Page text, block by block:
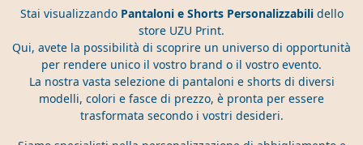
Stai visualizzando Pantaloni e Shorts Personalizzabilidello
store UZU Print.
Qui, avete la possibilità di scoprire un universo di opportunità
per rendere unico il vostro brand o il vostro evento.
La nostra vasta selezione di pantaloni e shorts di diversi
modelli, colori e fasce di prezzo, è pronta per essere
trasformata secondo i vostri desideri.